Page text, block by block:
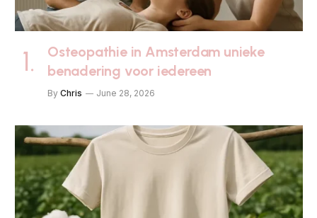
Osteopathie in Amsterdam unieke
benadering voor iedereen
By Chris June 28, 2026